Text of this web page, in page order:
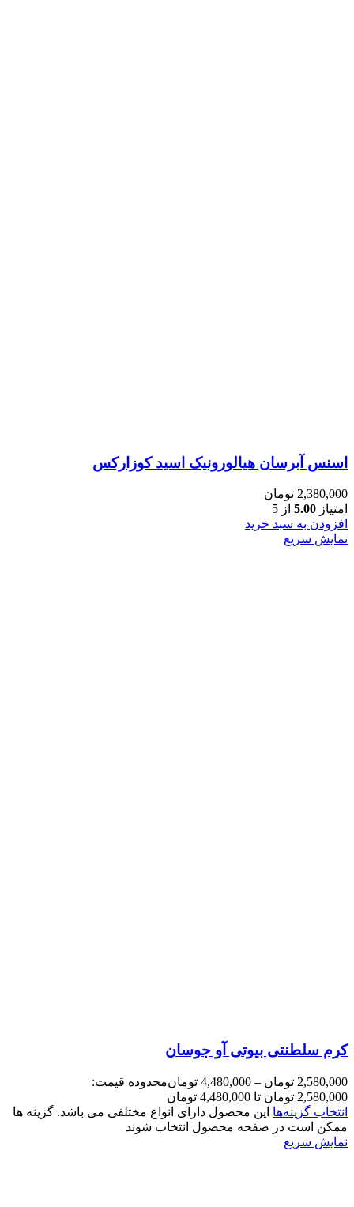
اسنس آبرسان هیالورونیک اسید کوزارکس
2,380,000 تومان
امتیاز 5.00 از 5
افزودن به سبد خرید
نمایش سریع
کرم سلطنتی بیوتی آو جوسان
2,580,000 تومان –
4,480,000 تومانمحدوده قیمت:
2,580,000 تومان تا 4,480,000 تومان
انتخاب گزینه‌ها این محصول دارای انواع مختلفی می باشد. گزینه ها
ممکن است در صفحه محصول انتخاب شوند
نمایش سریع